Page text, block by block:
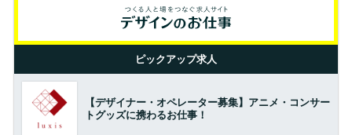
ピックアップ求人
【デザイナー・オペレーター募集】アニメ・コンサー
トグッズに携わるお仕事！